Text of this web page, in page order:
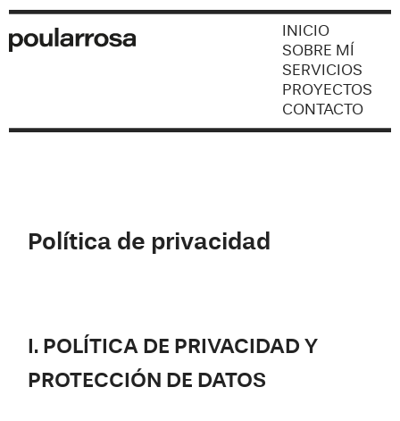
INICIO
SOBRE MÍ
SERVICIOS
PROYECTOS
CONTACTO
Política de privacidad
I. POLÍTICA DE PRIVACIDAD Y
PROTECCIÓN DE DATOS